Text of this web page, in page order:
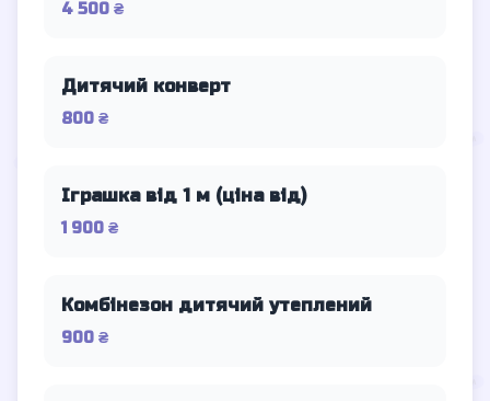
4 500 ₴
Дитячий конверт
800 ₴
Іграшка від 1 м (ціна від)
1 900 ₴
Комбінезон дитячий утеплений
900 ₴